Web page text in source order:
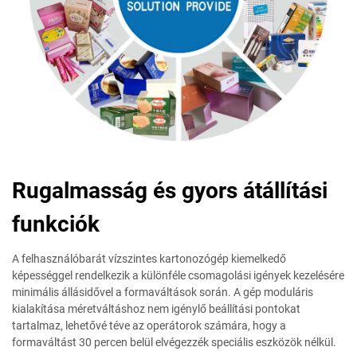
Rugalmasság és gyors átállítási
funkciók
A felhasználóbarát vízszintes kartonozógép kiemelkedő
képességgel rendelkezik a különféle csomagolási igények kezelésére
minimális állásidővel a formaváltások során. A gép moduláris
kialakítása méretváltáshoz nem igénylő beállítási pontokat
tartalmaz, lehetővé téve az operátorok számára, hogy a
formaváltást 30 percen belül elvégezzék speciális eszközök nélkül.